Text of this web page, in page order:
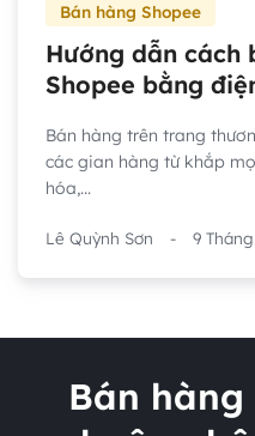
Bán hàng Shopee
Hướng dẫn cách
Shopee bằng
Bán hàng trên trang
các gian hàng từ khắp
hóa,...
Lê Quỳnh Sơn - 9
Bán